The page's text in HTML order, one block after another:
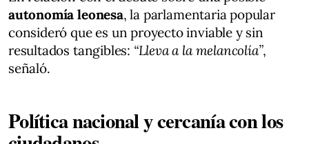
autonomía leonesa, la parlamentaria popular
consideró que es un proyecto inviable y sin
resultados tangibles: “Lleva a la melancolía”,
señaló.
Política nacional y cercanía con los